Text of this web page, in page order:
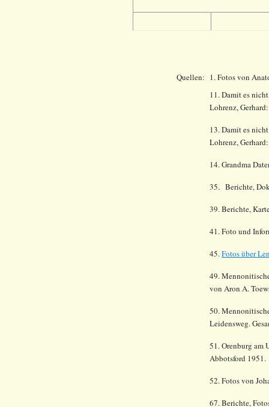
Quellen: 1. Fotos von
11. Damit es
Lohrenz,
13. Damit es
Lohrenz,
14.Grandma
35. Berichte,
39. Berichte,
41. Foto und
45.Fotos über
49.
von Aron A.
50.
Leidensweg.
51. Orenburg am
Abbotsford 1951.
52. Fotos von
67. Berichte,